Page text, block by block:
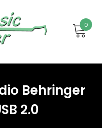
0
Behringer
2.0